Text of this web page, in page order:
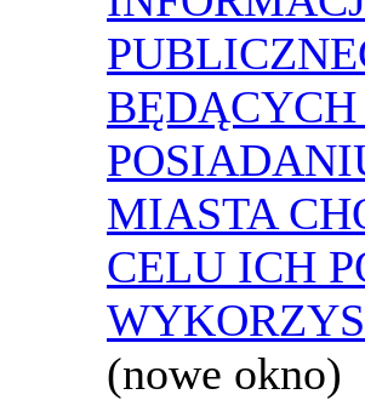
MIASTA
CELU ICH
(nowe okno)